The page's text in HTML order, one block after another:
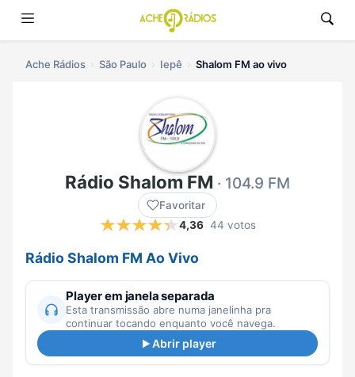
Ache Rádios São Paulo Iepê Shalom FM ao vivo
Rádio Shalom FM · 104.9 FM
Favoritar
4,36 44 votos
Rádio Shalom FM Ao Vivo
Player em janela separada
Esta transmissão abre numa janelinha pra
continuar tocando enquanto você navega.
Abrir player